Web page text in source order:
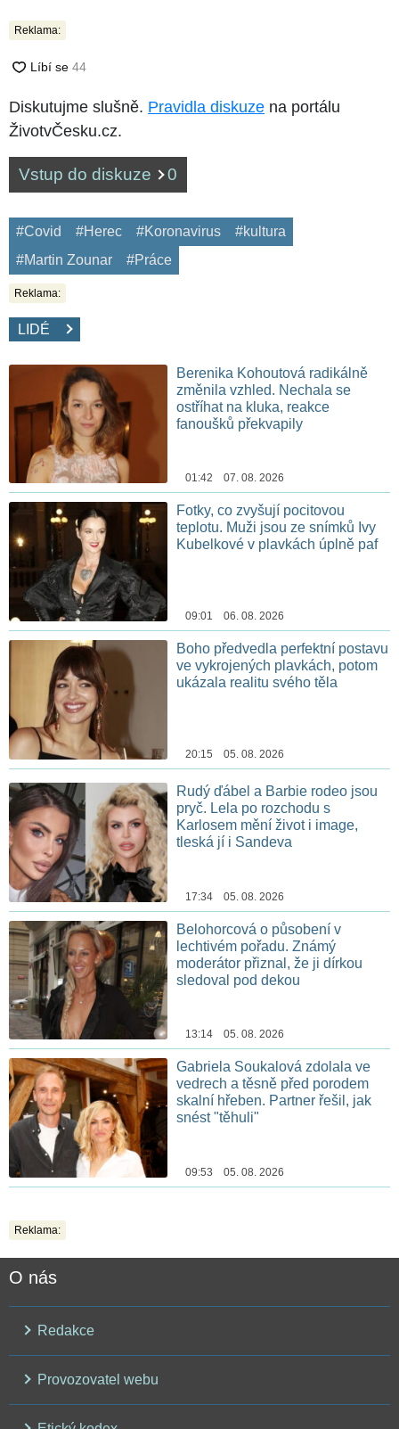
Reklama:
Diskutujme slušně. Pravidla diskuze na portálu
ŽivotvČesku.cz.
Vstup do diskuze 0
#Covid #Herec #Koronavirus
#kultura
#Martin Zounar
#Práce
Reklama:
LIDÉ
Berenika Kohoutová radikálně
změnila vzhled. Nechala se
ostříhat na kluka, reakce
fanoušků překvapily
01:42 07. 08. 2026
Fotky, co zvyšují pocitovou
teplotu. Muži jsou ze snímků Ivy
Kubelkové v plavkách úplně paf
09:01 06. 08. 2026
Boho předvedla perfektní postavu
ve vykrojených plavkách, potom
ukázala realitu svého těla
20:15 05. 08. 2026
Rudý ďábel a Barbie rodeo jsou
pryč. Lela po rozchodu s
Karlosem mění život i image,
tleská jí i Sandeva
17:34 05. 08. 2026
Belohorcová o působení v
lechtivém pořadu. Známý
moderátor přiznal, že ji dírkou
sledoval pod dekou
13:14 05. 08. 2026
Gabriela Soukalová zdolala ve
vedrech a těsně před porodem
skalní hřeben. Partner řešil, jak
snést "těhuli"
09:53 05. 08. 2026
Reklama:
O nás
Redakce
Provozovatel webu